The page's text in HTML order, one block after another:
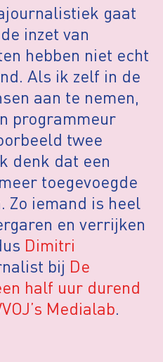
gaat
inzet van
hebben niet echt
Als ik zelf in de
aan te nemen,
programmeur
twee
denk dat een
toegevoegde
Zo iemand is heel
en verrijken
Dimitri
bij De
half uur durend
Medialab.